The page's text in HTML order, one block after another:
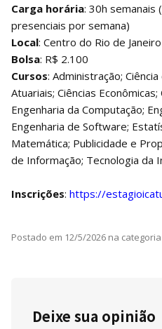
Carga horária: 30h semanais
presenciais por semana)
Local: Centro do Rio de
Bolsa: R$ 2.100
Cursos: Administração;
Atuariais; Ciências
Engenharia da Computação;
Engenharia de Software;
Matemática; Publicidade e
de Informação; Tecnologia da
Inscrições: https://
Postado em 12/5/2026 na categoria
Deixe sua opinião